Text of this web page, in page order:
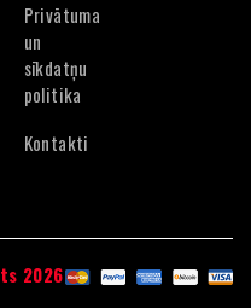
Privātuma
un
sīkdatņu
politika
Kontakti
2026